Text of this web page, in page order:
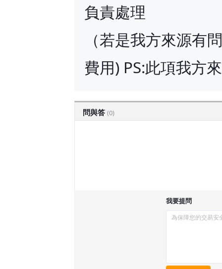
負責處理
（若是我方來源有
費用) PS:此項我方
問與答 (0)
我要提問